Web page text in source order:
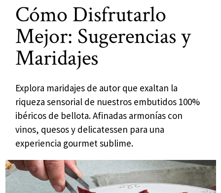
Cómo Disfrutarlo
Mejor: Sugerencias y
Maridajes
Explora maridajes de autor que exaltan la
riqueza sensorial de nuestros embutidos 100%
ibéricos de bellota. Afinadas armonías con
vinos, quesos y delicatessen para una
experiencia gourmet sublime.